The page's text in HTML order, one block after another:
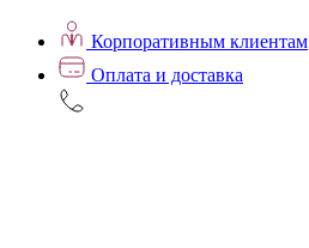
Корпоративным клиентам
Оплата и доставка